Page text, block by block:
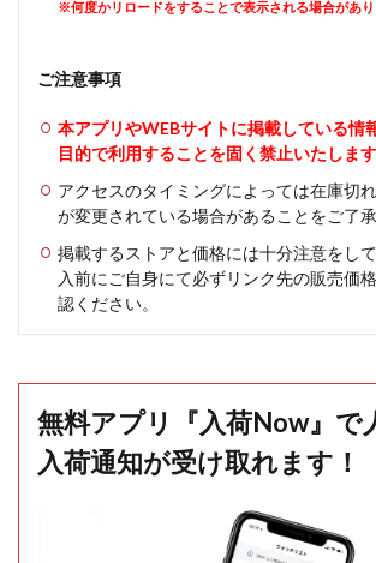
※何度かリロードをすることで表示される場合があり
ご注意事項
本アプリやWEBサイトに掲載している情
目的で利用することを固く禁止いたします
アクセスのタイミングによっては在庫切
が変更されている場合があることをご了承
掲載するストアと価格には十分注意をし
入前にご自身にて必ずリンク先の販売価
認ください。
無料アプリ『入荷Now』で
入荷通知が受け取れます！